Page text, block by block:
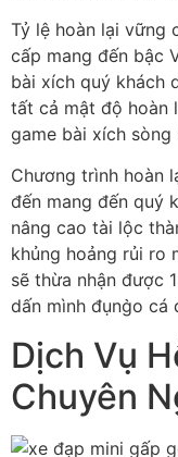
Tỷ lệ hoàn lại vững
cấp mang đến bậc
bài xích quý khách
tất cả mật độ hoàn
game bài xích sòng
Chương trình hoàn
đến mang đến quý
nâng cao tài lộc
khủng hoảng rủi ro
sẽ thừa nhận được
dấn mình đụng̀o cá
Dịch Vụ
Chuyên